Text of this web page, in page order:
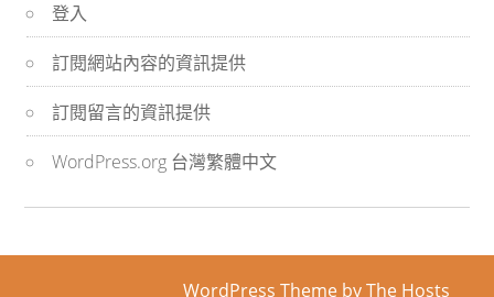
登入
訂閱網站內容的資訊提供
訂閱留言的資訊提供
WordPress.org 台灣繁體中文
WordPress Theme by The Hosts